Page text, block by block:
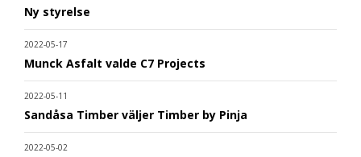
Ny styrelse
2022-05-17
Munck Asfalt valde C7 Projects
2022-05-11
Sandåsa Timber väljer Timber by Pinja
2022-05-02